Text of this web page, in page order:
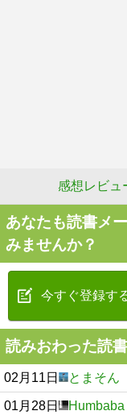
感想レビュ
あなたも読書メ
みませんか？
今すぐ登録す
読みおわった読
02月11日 とまそん
01月28日 Humbaba